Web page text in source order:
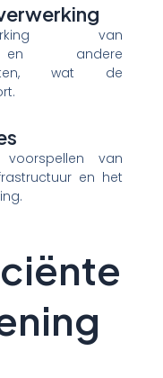
van
en andere
wat de
van
en het